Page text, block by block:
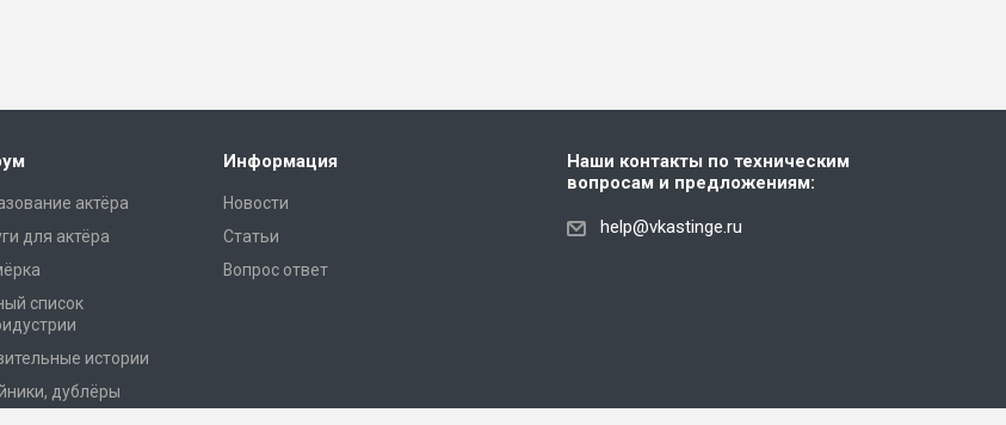
актёра
для актёра
список
истории
дублёры
Информация
Новости
Статьи
Вопрос ответ
Наши контакты по техническим
вопросам и предложениям:
help@vkastinge.ru